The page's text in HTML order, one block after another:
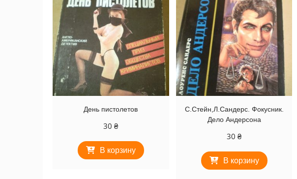
День пистолетов
30₴
В корзину
С.Стейн,Л.Сандерс. Фокусник.
Дело Андерсона
30 ₴
В корзину